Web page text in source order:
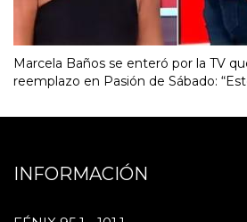
Marcela Baños se enteró por la TV
reemplazo en Pasión de Sábado:
INFORMACIÓN